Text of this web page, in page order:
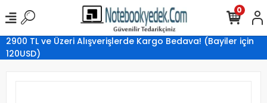
2900 TL ve Üzeri Alışverişlerde Kargo Bedava! (Bayiler için
120USD)
0